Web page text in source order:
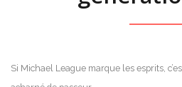
Si Michael League marque les esprits,